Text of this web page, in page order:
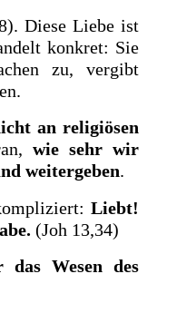
Diese Liebe ist
konkret: Sie
zu, vergibt
an religiösen
wie sehr wir
weitergeben.
Liebt!
(Joh 13,34)
das Wesen des